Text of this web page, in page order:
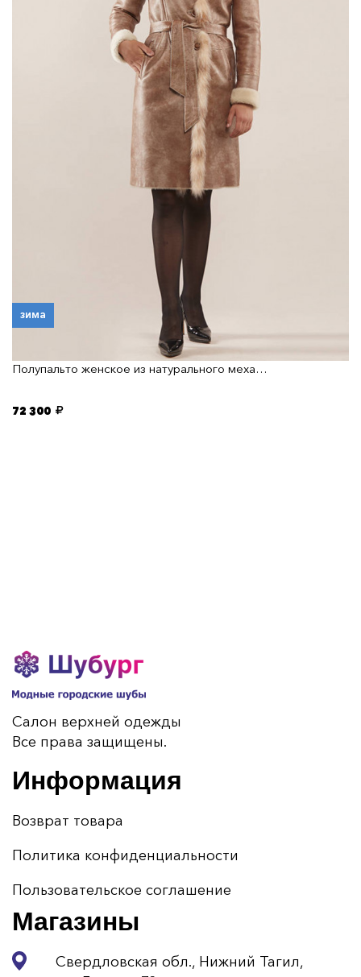
зима
Полупальто женское из натурального меха…
72 300
Салон верхней одежды
Все права защищены.
Информация
Возврат товара
Политика конфиденциальности
Пользовательское соглашение
Магазины
Свердловская обл., Нижний Тагил,